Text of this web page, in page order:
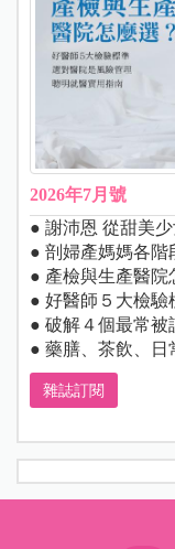
2026年7月號
● 謝沛恩 從甜美
● 剖婦產媽媽各階
● 產檢與生產醫院
● 好醫師５大檢驗
● 破解４個最常被
● 藥膳、茶飲、日
雜誌訂閱